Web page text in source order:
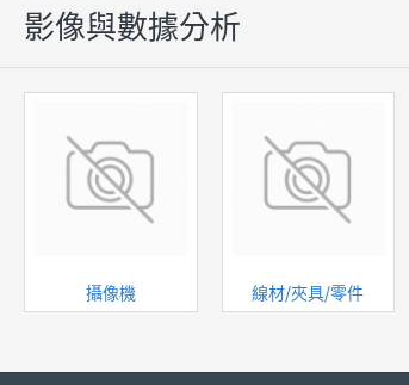
影像與數據分析
攝像機 線材/夾具/零件